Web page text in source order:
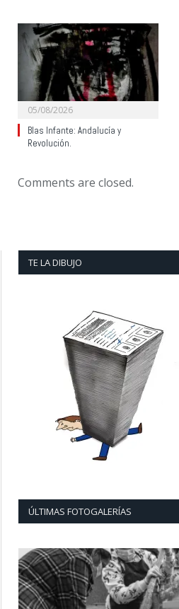
05/08/2026
Blas Infante: Andalucía y
Revolución.
Comments are closed.
TE LA DIBUJO
ÚLTIMAS FOTOGALERÍAS